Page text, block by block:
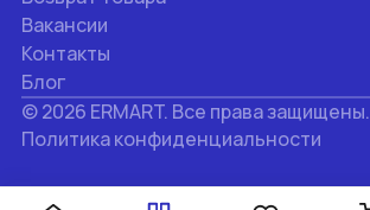
Вакансии
Контакты
Блог
© 2026 ERMART. Все права защищены.
Политика конфиденциальности